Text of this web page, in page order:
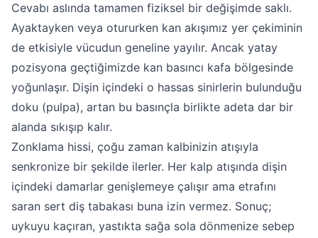
Cevabı aslında tamamen fiziksel bir değişimde saklı.
Ayaktayken veya otururken kan akışımız yer çekiminin
de etkisiyle vücudun geneline yayılır. Ancak yatay
pozisyona geçtiğimizde kan basıncı kafa bölgesinde
yoğunlaşır. Dişin içindeki o hassas sinirlerin bulunduğu
doku (pulpa), artan bu basınçla birlikte adeta dar bir
alanda sıkışıp kalır.
Zonklama hissi, çoğu zaman kalbinizin atışıyla
senkronize bir şekilde ilerler. Her kalp atışında dişin
içindeki damarlar genişlemeye çalışır ama etrafını
saran sert diş tabakası buna izin vermez. Sonuç;
uykuyu kaçıran, yastıkta sağa sola dönmenize sebep